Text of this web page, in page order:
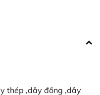
thép ,dây đồng ,dây